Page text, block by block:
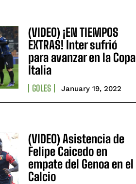
(VIDEO) ¡EN TIEMPOS
EXTRAS! Inter sufrió
para avanzar en la Copa
Italia
GOLES January 19, 2022
(VIDEO) Asistencia de
Felipe Caicedo en
empate del Genoa en el
Calcio